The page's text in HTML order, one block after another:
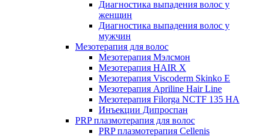
Диагностика выпадения волос у
женщин
Диагностика выпадения волос у
мужчин
Мезотерапия для волос
Мезотерапия Мэлсмон
Мезотерапия HAIR X
Мезотерапия Viscoderm Skinko E
Мезотерапия Apriline Hair Line
Мезотерапия Filorga NCTF 135 HA
Инъекции Дипроспан
PRP плазмотерапия для волос
PRP плазмотерапия Cellenis